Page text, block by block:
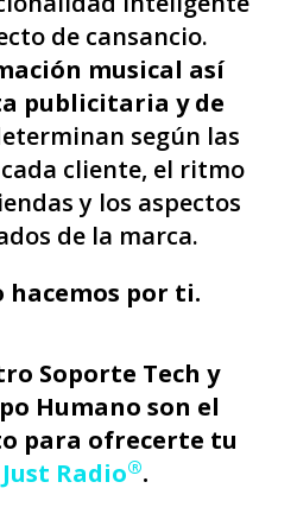
de cansancio.
musical así
publicitaria y de
según las
cliente, el ritmo
y los aspectos
de la marca.
hacemos por ti.
Soporte Tech y
Humano son el
para ofrecerte tu
Just Radio®.